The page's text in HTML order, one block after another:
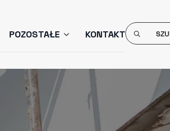
POZOSTAŁE KONTAKT
Search
For: